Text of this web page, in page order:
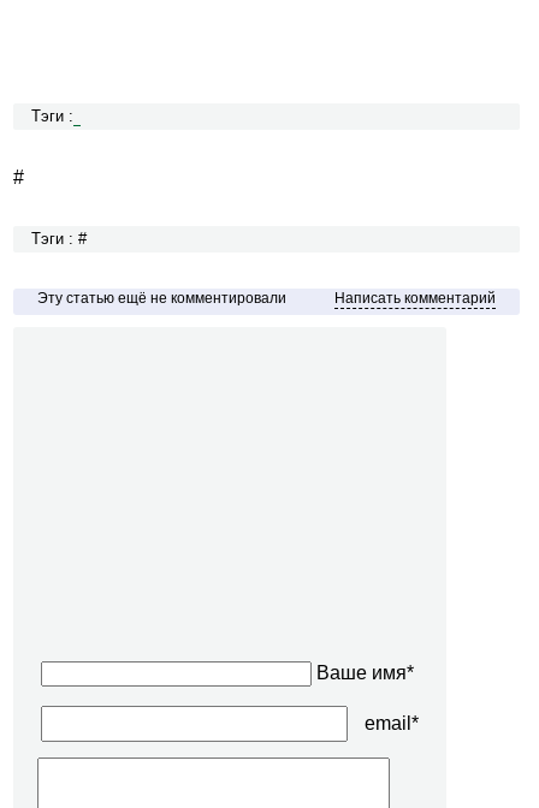
Тэги :
#
Тэги : #
Эту статью ещё не комментировали Написать комментарий
Ваше имя*
email*